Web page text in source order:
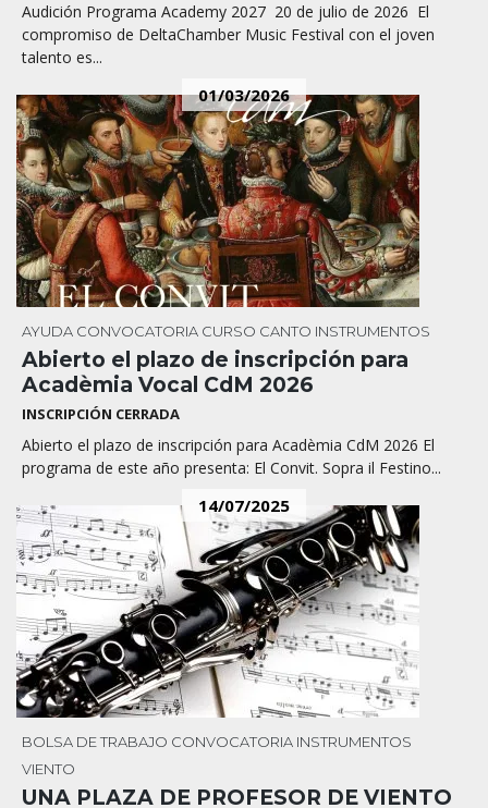
Audición Programa Academy 2027 20 de julio de 2026 El
compromiso de DeltaChamber Music Festival con el joven
talento es...
01/03/2026
AYUDA CONVOCATORIA CURSO CANTO INSTRUMENTOS
Abierto el plazo de inscripción para
Acadèmia Vocal CdM 2026
INSCRIPCIÓN CERRADA
Abierto el plazo de inscripción para Acadèmia CdM 2026 El
programa de este año presenta: El Convit. Sopra il Festino...
14/07/2025
BOLSA DE TRABAJO CONVOCATORIA INSTRUMENTOS
VIENTO
UNA PLAZA DE PROFESOR DE VIENTO